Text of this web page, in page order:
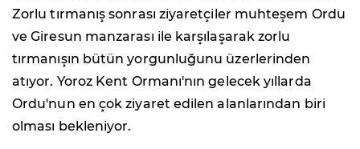
Zorlu tırmanış sonrası ziyaretçiler muhteşem Ordu
ve Giresun manzarası ile karşılaşarak zorlu
tırmanışın bütün yorgunluğunu üzerlerinden
atıyor. Yoroz Kent Ormanı'nın gelecek yıllarda
Ordu'nun en çok ziyaret edilen alanlarından biri
olması bekleniyor.